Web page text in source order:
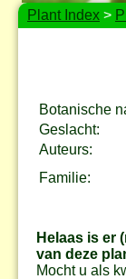
Plant Index >
Botanische
Geslacht:
Auteurs:
Familie:
Helaas is er
van deze
Mocht u als